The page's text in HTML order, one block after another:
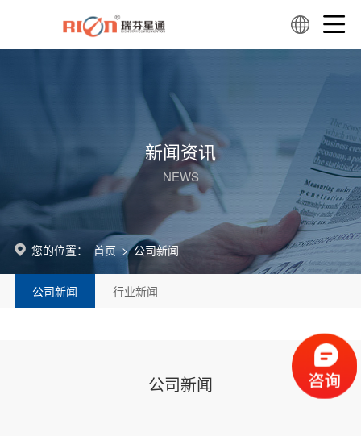
新闻资讯
NEWS
您的位置： 首页 > 公司新闻
公司新闻 行业新闻
公司新闻